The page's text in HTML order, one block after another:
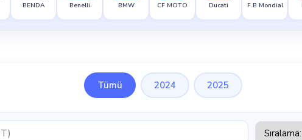
BENDA Benelli BMW CF MOTO Ducati F.B Mondial
Tümü 2024 2025